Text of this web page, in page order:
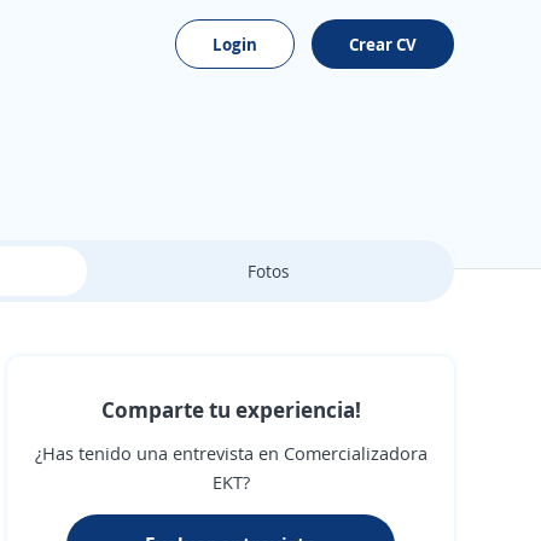
Login Crear CV
Fotos
Comparte tu experiencia!
¿Has tenido una entrevista en Comercializadora
EKT?